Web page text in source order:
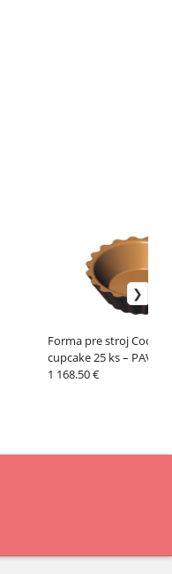
Forma pre stroj
cupcake 25 ks –
1 168.50 €